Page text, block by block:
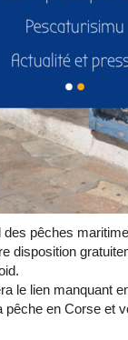
des pêches
disposition
le lien manquant
pêche en Corse et